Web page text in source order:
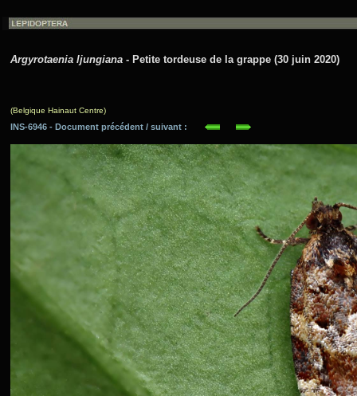
Argyrotaenia ljungiana - Petite tordeuse de la grappe (30 juin 2020)
(Belgique Hainaut Centre)
INS-6946 - Document précédent / suivant :